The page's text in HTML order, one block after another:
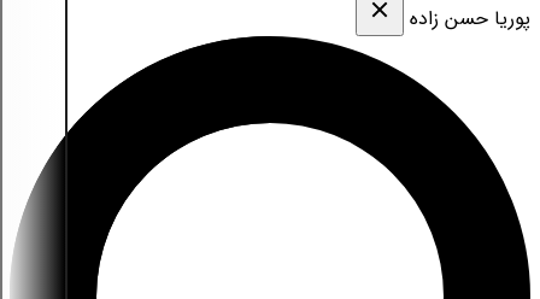
پوریا حسن زاده